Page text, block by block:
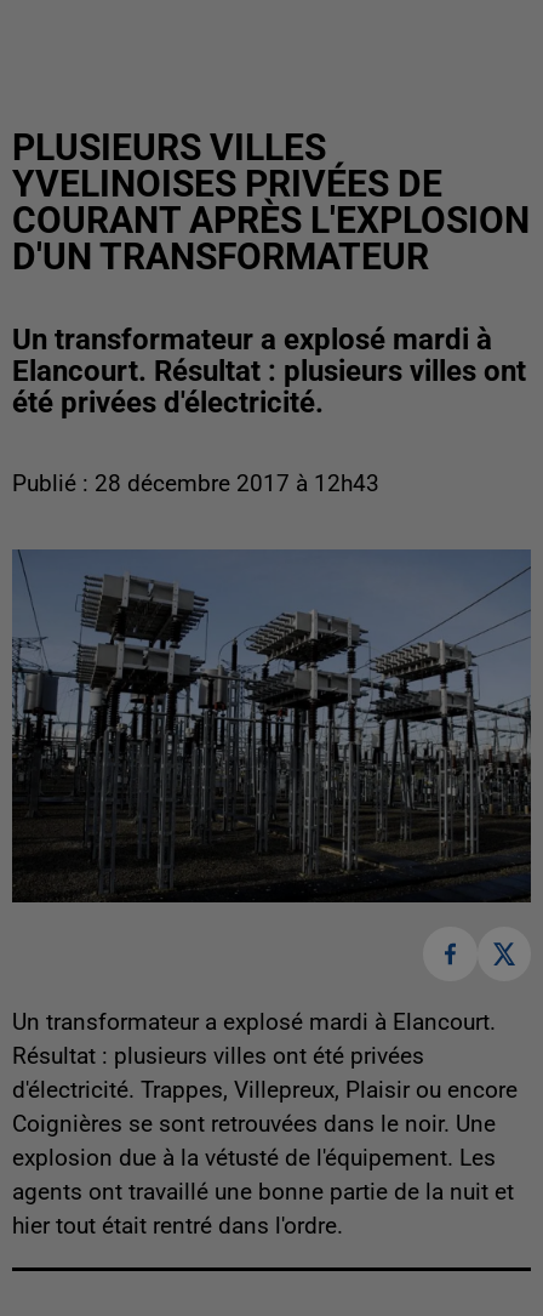
PLUSIEURS VILLES
YVELINOISES PRIVÉES DE
COURANT APRÈS L'EXPLOSION
D'UN TRANSFORMATEUR
Un transformateur a explosé mardi à
Elancourt. Résultat : plusieurs villes ont
été privées d'électricité.
Publié : 28 décembre 2017 à 12h43
Un transformateur a explosé mardi à Elancourt.
Résultat : plusieurs villes ont été privées
d'électricité. Trappes, Villepreux, Plaisir ou encore
Coignières se sont retrouvées dans le noir. Une
explosion due à la vétusté de l'équipement. Les
agents ont travaillé une bonne partie de la nuit et
hier tout était rentré dans l'ordre.